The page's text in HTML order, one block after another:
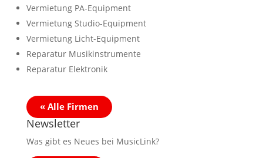
Vermietung PA-Equipment
Vermietung Studio-Equipment
Vermietung Licht-Equipment
Reparatur Musikinstrumente
Reparatur Elektronik
« Alle Firmen
Newsletter
Was gibt es Neues bei MusicLink?